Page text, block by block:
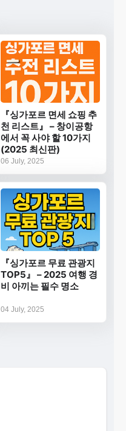
『싱가포르 면세 쇼핑 추
천 리스트』 – 창이공항
에서 꼭 사야 할 10가지
(2025 최신판)
06 July, 2025
『싱가포르 무료 관광지
TOP5』 – 2025 여행 경
비 아끼는 필수 명소
04 July, 2025